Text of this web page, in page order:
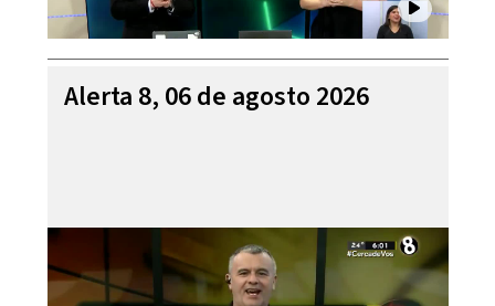
Alerta 8, 06 de agosto 2026